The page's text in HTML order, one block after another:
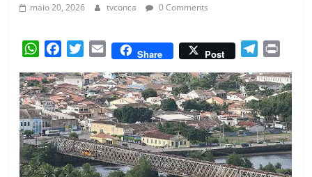
maio 20, 2026 tvconca 0 Comments
W
a
t
s
A
p
p
c
e
b
o
o
k
i
t
t
e
r
E
a
i
l
Share Post
l
e
g
r
a
m
i
n
t